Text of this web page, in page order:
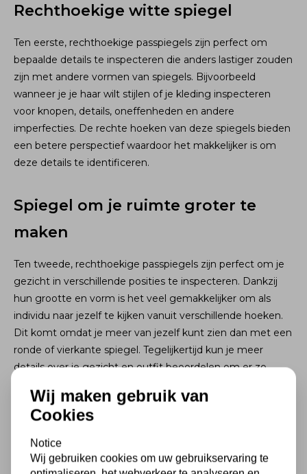
Rechthoekige witte spiegel
Ten eerste, rechthoekige passpiegels zijn perfect om
bepaalde details te inspecteren die anders lastiger zouden
zijn met andere vormen van spiegels. Bijvoorbeeld
wanneer je je haar wilt stijlen of je kleding inspecteren
voor knopen, details, oneffenheden en andere
imperfecties. De rechte hoeken van deze spiegels bieden
een betere perspectief waardoor het makkelijker is om
deze details te identificeren.
Spiegel om je ruimte groter te
maken
Ten tweede, rechthoekige passpiegels zijn perfect om je
gezicht in verschillende posities te inspecteren. Dankzij
hun grootte en vorm is het veel gemakkelijker om als
individu naar jezelf te kijken vanuit verschillende hoeken.
Dit komt omdat je meer van jezelf kunt zien dan met een
ronde of vierkante spiegel. Tegelijkertijd kun je meer
details over je gezicht en outfit beoordelen om er zo
Ten derde, rechthoekige passpiegels hebben de neiging
om de ruimte visueel groter te laten lijken dan andere
vormen. Door hun unieke vorm verschaffen ze optisch
Wij maken gebruik van
Cookies
Notice
Wij gebruiken cookies om uw gebruikservaring te